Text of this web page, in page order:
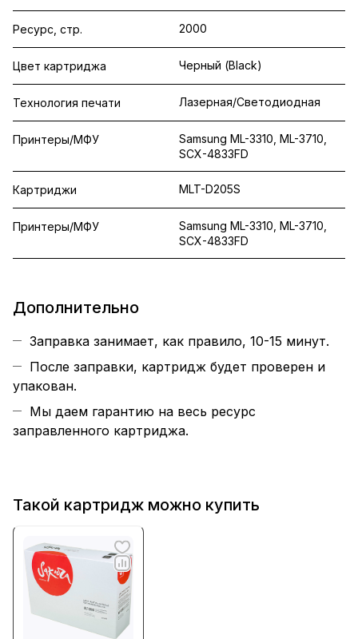
Ресурс, стр. 2000
Цвет картриджа Черный (Black)
Технология печати Лазерная/Светодиодная
Принтеры/МФУ
Samsung ML-3310, ML-3710,
SCX-4833FD
Картриджи MLT-D205S
Принтеры/МФУ
Samsung ML-3310, ML-3710,
SCX-4833FD
Дополнительно
Заправка занимает, как правило, 10-15 минут.
После заправки, картридж будет проверен и
упакован.
Мы даем гарантию на весь ресурс
заправленного картриджа.
Такой картридж можно купить